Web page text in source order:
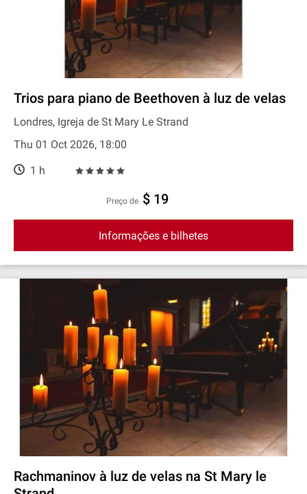
Trios para piano de Beethoven à luz de velas
Londres, Igreja de St Mary Le Strand
Thu 01 Oct 2026, 18:00
1 h
preço de $ 19
Informações e bilhetes
Rachmaninov à luz de velas na St Mary le